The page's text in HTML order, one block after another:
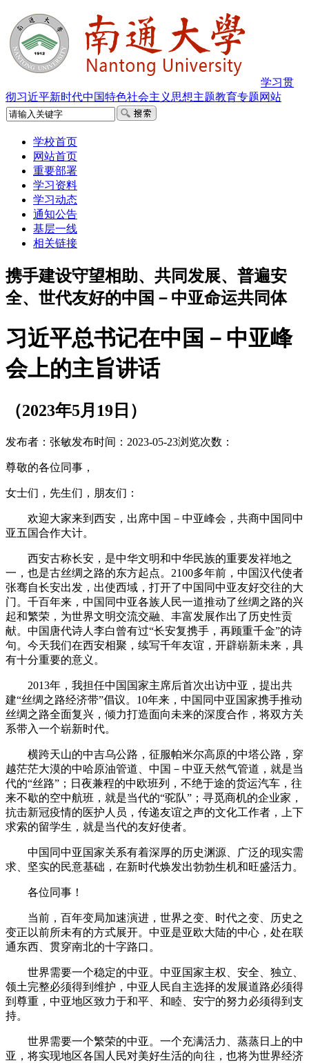
学习贯
彻习近平新时代中国特色社会主义思想主题教育专题网站
学校首页
网站首页
重要部署
学习资料
学习动态
通知公告
基层一线
相关链接
携手建设守望相助、共同发展、普遍安
全、世代友好的中国－中亚命运共同体
习近平总书记在中国－中亚峰
会上的主旨讲话
（2023年5月19日）
发布者：张敏发布时间：2023-05-23浏览次数：
尊敬的各位同事，
女士们，先生们，朋友们：
欢迎大家来到西安，出席中国－中亚峰会，共商中国同中
亚五国合作大计。
西安古称长安，是中华文明和中华民族的重要发祥地之
一，也是古丝绸之路的东方起点。2100多年前，中国汉代使者
张骞自长安出发，出使西域，打开了中国同中亚友好交往的大
门。千百年来，中国同中亚各族人民一道推动了丝绸之路的兴
起和繁荣，为世界文明交流交融、丰富发展作出了历史性贡
献。中国唐代诗人李白曾有过“长安复携手，再顾重千金”的诗
句。今天我们在西安相聚，续写千年友谊，开辟崭新未来，具
有十分重要的意义。
2013年，我担任中国国家主席后首次出访中亚，提出共
建“丝绸之路经济带”倡议。10年来，中国同中亚国家携手推动
丝绸之路全面复兴，倾力打造面向未来的深度合作，将双方关
系带入一个崭新时代。
横跨天山的中吉乌公路，征服帕米尔高原的中塔公路，穿
越茫茫大漠的中哈原油管道、中国－中亚天然气管道，就是当
代的“丝路”；日夜兼程的中欧班列，不绝于途的货运汽车，往
来不歇的空中航班，就是当代的“驼队”；寻觅商机的企业家，
抗击新冠疫情的医护人员，传递友谊之声的文化工作者，上下
求索的留学生，就是当代的友好使者。
中国同中亚国家关系有着深厚的历史渊源、广泛的现实需
求、坚实的民意基础，在新时代焕发出勃勃生机和旺盛活力。
各位同事！
当前，百年变局加速演进，世界之变、时代之变、历史之
变正以前所未有的方式展开。中亚是亚欧大陆的中心，处在联
通东西、贯穿南北的十字路口。
世界需要一个稳定的中亚。中亚国家主权、安全、独立、
领土完整必须得到维护，中亚人民自主选择的发展道路必须得
到尊重，中亚地区致力于和平、和睦、安宁的努力必须得到支
持。
世界需要一个繁荣的中亚。一个充满活力、蒸蒸日上的中
亚，将实现地区各国人民对美好生活的向往，也将为世界经济